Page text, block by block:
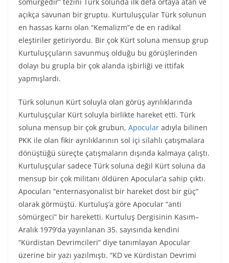
açıkça savunan bir gruptu. Kurtuluşçular Türk solunun
en hassas karnı olan “Kemalizm”e de en radikal
eleştiriler getiriyordu. Bir çok Kürt soluna mensup grup
Kurtuluşçuların savunmuş olduğu bu görüşlerinden
dolayı bu grupla bir çok alanda işbirliği ve ittifak
yapmışlardı.
Türk solunun Kürt soluyla olan görüş ayrılıklarında
Kurtuluşçular Kürt soluyla birlikte hareket etti. Türk
soluna mensup bir çok grubun, Apocular adıyla bilinen
PKK ile olan fikir ayrılıklarının sol içi silahlı çatışmalara
dönüştüğü süreçte çatışmaların dışında kalmaya çalıştı.
Kurtuluşçular sadece Türk soluna değil Kürt soluna da
mensup bir çok militanı öldüren Apocular’a sahip çıktı.
Apocuları “enternasyonalist bir hareket dost bir güç”
olarak görmüştü. Kurtuluş’a göre Apocular “anti
sömürgeci” bir hareketti. Kurtuluş Dergisinin Kasım–
Aralık 1979’da yayınlanan 35. sayısında kendini
“Kürdistan Devrimcileri” diye tanımlayan Apocular
üzerine bir yazı yazılmıştı. “KD ve Kürdistan Devrimi